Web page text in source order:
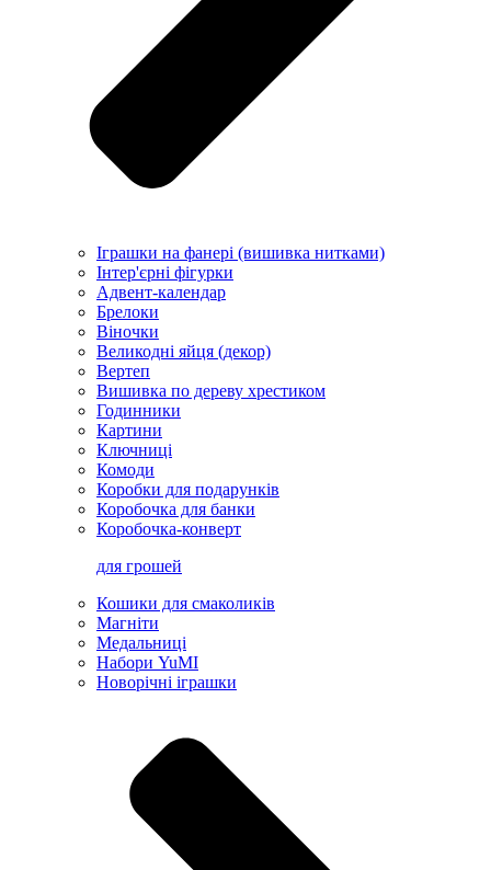
Іграшки на фанері (вишивка нитками)
Інтер'єрні фігурки
Адвент-календар
Брелоки
Віночки
Великодні яйця (декор)
Вертеп
Вишивка по дереву хрестиком
Годинники
Картини
Ключниці
Комоди
Коробки для подарунків
Коробочка для банки
Коробочка-конверт
для грошей
Кошики для смаколиків
Магніти
Медальниці
Набори YuMI
Новорічні іграшки